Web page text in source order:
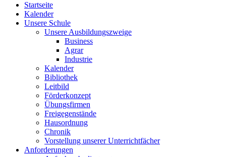
Startseite
Kalender
Unsere Schule
Unsere Ausbildungszweige
Business
Agrar
Industrie
Kalender
Bibliothek
Leitbild
Förderkonzept
Übungsfirmen
Freigegenstände
Hausordnung
Chronik
Vorstellung unserer Unterrichtfächer
Anforderungen